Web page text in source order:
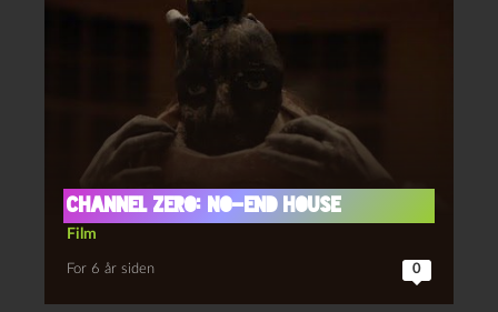
Channel Zero: No-End House
Film
For 6 år siden 0